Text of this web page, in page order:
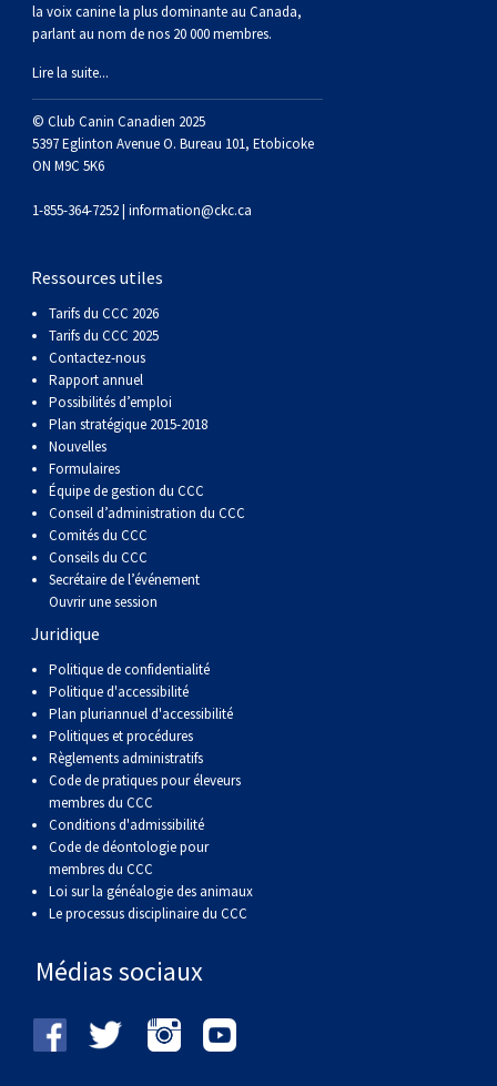
la voix canine la plus dominante au Canada,
parlant au nom de nos 20 000 membres.
Lire la suite...
© Club Canin Canadien 2025
5397 Eglinton Avenue O. Bureau 101, Etobicoke
ON M9C 5K6
1-855-364-7252 | information@ckc.ca
Ressources utiles
Tarifs du CCC 2026
Tarifs du CCC 2025
Contactez-nous
Rapport annuel
Possibilités d’emploi
Plan stratégique 2015-2018
Nouvelles
Formulaires
Équipe de gestion du CCC
Conseil d’administration du CCC
Comités du CCC
Conseils du CCC
Secrétaire de l’événement
Ouvrir une session
Juridique
Politique de confidentialité
Politique d'accessibilité
Plan pluriannuel d'accessibilité
Politiques et procédures
Règlements administratifs
Code de pratiques pour éleveurs
membres du CCC
Conditions d'admissibilité
Code de déontologie pour
membres du CCC
Loi sur la généalogie des animaux
Le processus disciplinaire du CCC
Médias sociaux